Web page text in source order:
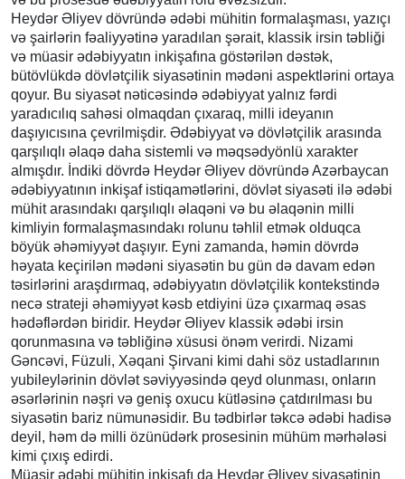
Heydər Əliyev dövründə ədəbi mühitin formalaşması, yazıçı
və şairlərin fəaliyyətinə yaradılan şərait, klassik irsin təbliği
və müasir ədəbiyyatın inkişafına göstərilən dəstək,
bütövlükdə dövlətçilik siyasətinin mədəni aspektlərini ortaya
qoyur. Bu siyasət nəticəsində ədəbiyyat yalnız fərdi
yaradıcılıq sahəsi olmaqdan çıxaraq, milli ideyanın
daşıyıcısına çevrilmişdir. Ədəbiyyat və dövlətçilik arasında
qarşılıqlı əlaqə daha sistemli və məqsədyönlü xarakter
almışdır. İndiki dövrdə Heydər Əliyev dövründə Azərbaycan
ədəbiyyatının inkişaf istiqamətlərini, dövlət siyasəti ilə ədəbi
mühit arasındakı qarşılıqlı əlaqəni və bu əlaqənin milli
kimliyin formalaşmasındakı rolunu təhlil etmək olduqca
böyük əhəmiyyət daşıyır. Eyni zamanda, həmin dövrdə
həyata keçirilən mədəni siyasətin bu gün də davam edən
təsirlərini araşdırmaq, ədəbiyyatın dövlətçilik kontekstində
necə strateji əhəmiyyət kəsb etdiyini üzə çıxarmaq əsas
hədəflərdən biridir. Heydər Əliyev klassik ədəbi irsin
qorunmasına və təbliğinə xüsusi önəm verirdi. Nizami
Gəncəvi, Füzuli, Xəqani Şirvani kimi dahi söz ustadlarının
yubileylərinin dövlət səviyyəsində qeyd olunması, onların
əsərlərinin nəşri və geniş oxucu kütləsinə çatdırılması bu
siyasətin bariz nümunəsidir. Bu tədbirlər təkcə ədəbi hadisə
deyil, həm də milli özünüdərk prosesinin mühüm mərhələsi
kimi çıxış edirdi.
Müasir ədəbi mühitin inkişafı da Heydər Əliyev siyasətinin